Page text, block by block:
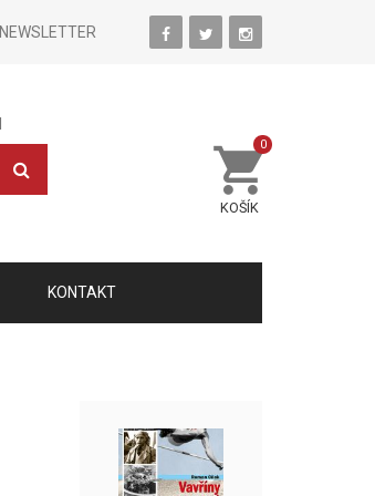
NEWSLETTER
KOŠÍK
0
KONTAKT